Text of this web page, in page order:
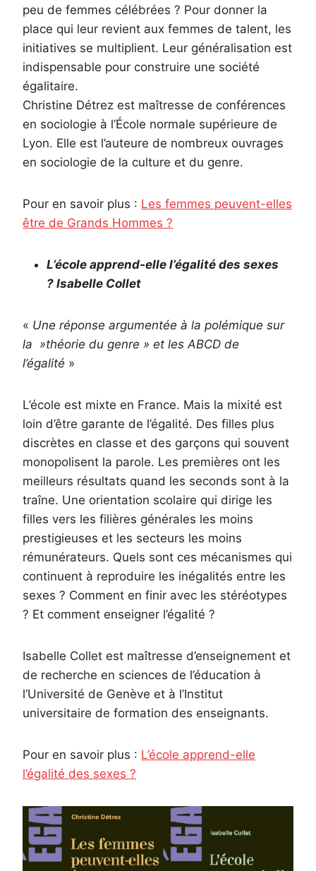
peu de femmes célébrées ? Pour donner la
place qui leur revient aux femmes de talent, les
initiatives se multiplient. Leur généralisation est
indispensable pour construire une société
égalitaire.
Christine Détrez est maîtresse de conférences
en sociologie à l’École normale supérieure de
Lyon. Elle est l’auteure de nombreux ouvrages
en sociologie de la culture et du genre.
Pour en savoir plus : Les femmes peuvent-elles
être de Grands Hommes ?
L’école apprend-elle l’égalité des sexes
? Isabelle Collet
« Une réponse argumentée à la polémique sur
la »théorie du genre » et les ABCD de
l’égalité »
L’école est mixte en France. Mais la mixité est
loin d’être garante de l’égalité. Des filles plus
discrètes en classe et des garçons qui souvent
monopolisent la parole. Les premières ont les
meilleurs résultats quand les seconds sont à la
traîne. Une orientation scolaire qui dirige les
filles vers les filières générales les moins
prestigieuses et les secteurs les moins
rémunérateurs. Quels sont ces mécanismes qui
continuent à reproduire les inégalités entre les
sexes ? Comment en finir avec les stéréotypes
? Et comment enseigner l’égalité ?
Isabelle Collet est maîtresse d’enseignement et
de recherche en sciences de l’éducation à
l’Université de Genève et à l’Institut
universitaire de formation des enseignants.
Pour en savoir plus : L’école apprend-elle
l’égalité des sexes ?